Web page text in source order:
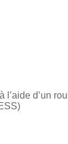
d’un